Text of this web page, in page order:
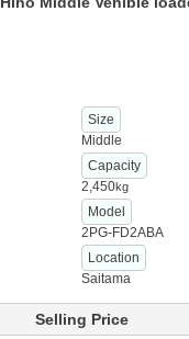
Size
Middle
Capacity
2,450kg
Model
2PG-FD2ABA
Location
Saitama
Selling Price